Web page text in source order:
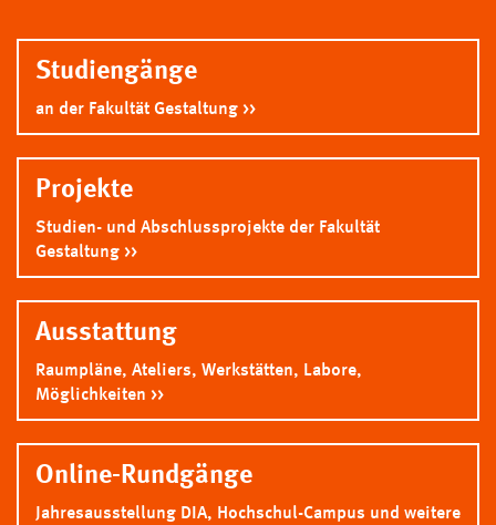
Studiengänge
an der Fakultät Gestaltung
Projekte
Studien- und Abschlussprojekte der Fakultät
Gestaltung
Ausstattung
Raumpläne, Ateliers, Werkstätten, Labore,
Möglichkeiten
Online-Rundgänge
Jahresausstellung DIA, Hochschul-Campus und weitere